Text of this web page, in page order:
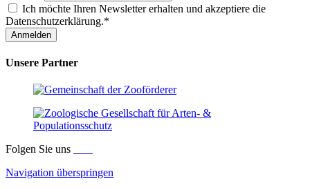
Ich möchte Ihren Newsletter erhalten und akzeptiere die
Datenschutzerklärung.*
Anmelden
Unsere Partner
Folgen Sie uns
Navigation überspringen